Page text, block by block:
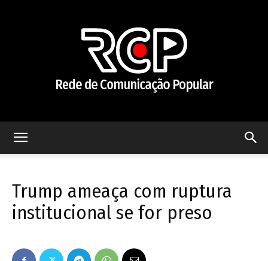
Comunicação
Trump ameaça com ruptura
institucional se for preso